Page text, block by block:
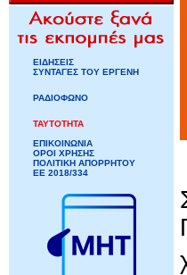
ΕΙΔΗΣΕΙΣ
ΣΥΝΤΑΓΕΣ ΤΟΥ ΕΡΓΕΝΗ
ΡΑΔΙΟΦΩΝΟ
ΤΑΥΤΟΤΗΤΑ
ΕΠΙΚΟΙΝΩΝΙΑ
ΟΡΟΙ ΧΡΗΣΗΣ
ΠΟΛΙΤΙΚΗ ΑΠΟΡΡΗΤΟΥ
ΕΕ 2018/334